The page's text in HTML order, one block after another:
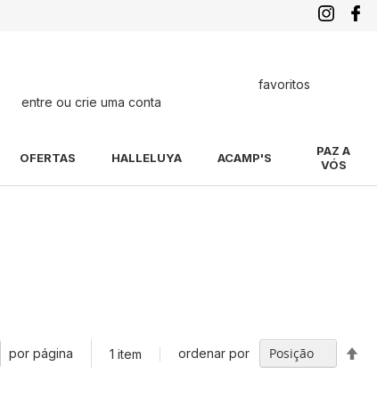
entre ou crie uma conta
favoritos
OFERTAS HALLELUYA ACAMP'S
PAZ A
VÓS
por página 1 item ordenar por